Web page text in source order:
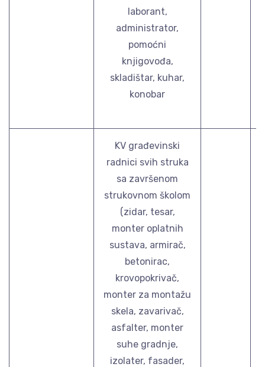
laborant,
administrator,
pomoćni
knjigovođa,
skladištar, kuhar,
konobar
KV građevinski
radnici svih struka
sa završenom
strukovnom školom
(zidar, tesar,
monter oplatnih
sustava, armirač,
betonirac,
krovopokrivač,
monter za montažu
skela, zavarivač,
asfalter, monter
suhe gradnje,
izolater, fasader,